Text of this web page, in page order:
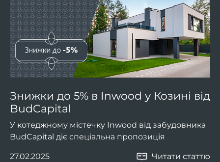
Знижки до 5% в Inwood у Козині від
BudCapital
У котеджному містечку Inwood від забудовника
BudCapital діє спеціальна пропозиція
27.02.2025 Читати статтю